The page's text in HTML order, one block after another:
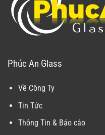
Phúc An Glass
Về Công Ty
Tin Tức
Thông Tin & Báo cáo